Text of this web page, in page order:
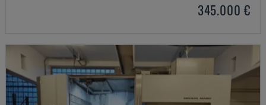
345.000 €